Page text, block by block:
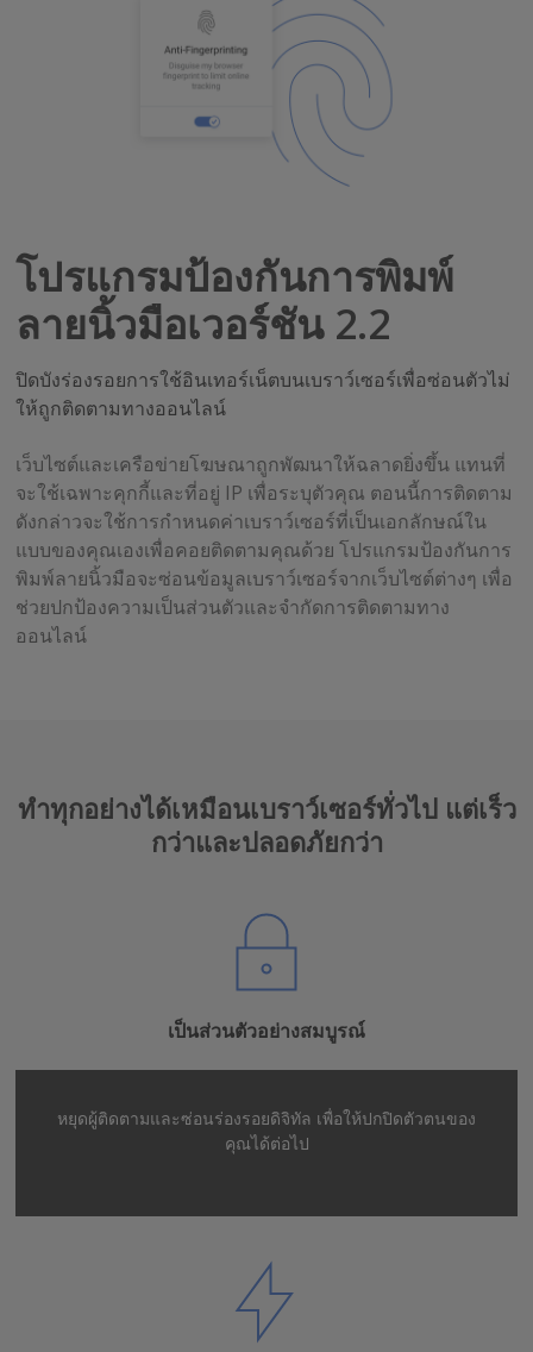
โปรแกรมป้องกันการพิมพ์
ลายนิ้วมือเวอร์ชัน 2.2
ปิดบังร่องรอยการใช้อินเทอร์เน็ตบนเบราว์เซอร์เพื่อซ่อนตัวไม่
ให้ถูกติดตามทางออนไลน์
เว็บไซต์และเครือข่ายโฆษณาถูกพัฒนาให้ฉลาดยิ่งขึ้น แทนที่
จะใช้เฉพาะคุกกี้และที่อยู่ IP เพื่อระบุตัวคุณ ตอนนี้การติดตาม
ดังกล่าวจะใช้การกำหนดค่าเบราว์เซอร์ที่เป็นเอกลักษณ์ใน
แบบของคุณเองเพื่อคอยติดตามคุณด้วย โปรแกรมป้องกันการ
พิมพ์ลายนิ้วมือจะซ่อนข้อมูลเบราว์เซอร์จากเว็บไซต์ต่างๆ เพื่อ
ช่วยปกป้องความเป็นส่วนตัวและจำกัดการติดตามทาง
ออนไลน์
ทำทุกอย่างได้เหมือนเบราว์เซอร์ทั่วไป แต่เร็ว
กว่าและปลอดภัยกว่า
เป็นส่วนตัวอย่างสมบูรณ์
หยุดผู้ติดตามและซ่อนร่องรอยดิจิทัล เพื่อให้ปกปิดตัวตนของ
คุณได้ต่อไป